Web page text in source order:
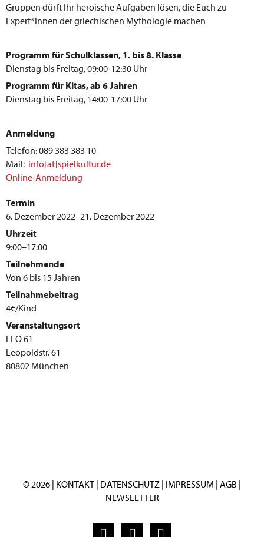
Gruppen dürft Ihr heroische Aufgaben lösen, die Euch zu
Expert*innen der griechischen Mythologie machen
Programm für Schulklassen, 1. bis 8. Klasse
Dienstag bis Freitag, 09:00-12:30 Uhr
Programm für Kitas, ab 6 Jahren
Dienstag bis Freitag, 14:00-17:00 Uhr
Anmeldung
Telefon: 089 383 383 10
Mail: info[at]spielkultur.de
Online-Anmeldung
Termin
6. Dezember 2022–21. Dezember 2022
Uhrzeit
9:00–17:00
Teilnehmende
Von 6 bis 15 Jahren
Teilnahmebeitrag
4€/Kind
Veranstaltungsort
LEO 61
Leopoldstr. 61
80802 München
© 2026 | KONTAKT | DATENSCHUTZ | IMPRESSUM | AGB |
NEWSLETTER
F I Y